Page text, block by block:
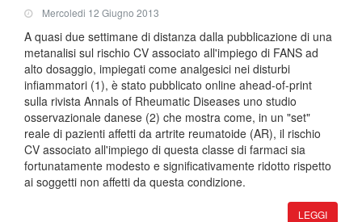
Mercoledi 12 Giugno 2013
A quasi due settimane di distanza dalla pubblicazione di una
metanalisi sul rischio CV associato all'impiego di FANS ad
alto dosaggio, impiegati come analgesici nei disturbi
infiammatori (1), è stato pubblicato online ahead-of-print
sulla rivista Annals of Rheumatic Diseases uno studio
osservazionale danese (2) che mostra come, in un "set"
reale di pazienti affetti da artrite reumatoide (AR), il rischio
CV associato all'impiego di questa classe di farmaci sia
fortunatamente modesto e significativamente ridotto rispetto
ai soggetti non affetti da questa condizione.
LEGGI